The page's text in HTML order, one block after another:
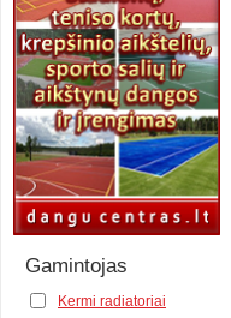
Gamintojas
Kermi radiatoriai